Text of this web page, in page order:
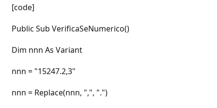
[code]
Public Sub VerificaSeNumerico()
Dim nnn As Variant
nnn = "15247.2,3"
nnn = Replace(nnn, ",", ".")